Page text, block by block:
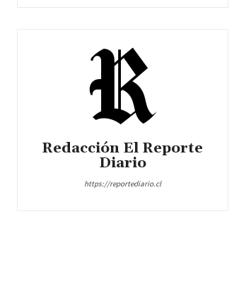
Redacción El Reporte
Diario
https://reportediario.cl